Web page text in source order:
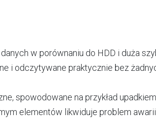
w porównaniu do HDD i duża
i odczytywane praktycznie bez
spowodowane na przykład
elementów likwiduje problem